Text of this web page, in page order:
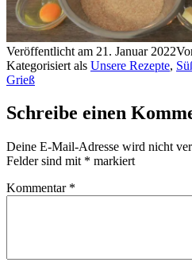
Veröffentlicht am 21. Januar 2022
Kategorisiert als Unsere Rezepte,
Grieß
Schreibe einen
Deine E-Mail-Adresse wird nicht
Felder sind mit * markiert
Kommentar *